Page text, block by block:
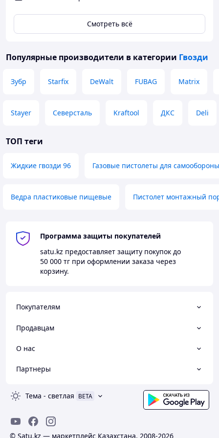
надежности соединения. В большинстве случаев
кольцевые гвозди применяются там, где необходимо
накаткой является домостроение и производство
Кольцевая или винтовая накатка повышают уровень
В коробке 3600шт.
Смотреть всё
Популярные производители в категории Гвозди
Зубр Starfix DeWalt FUBAG Matrix
Stayer Северсталь Kraftool ДКС Deli
ТОП теги
Жидкие гвозди 96 Газовые пистолеты для самообороны
Ведра пластиковые пищевые Пистолет монтажный
Программа защиты покупателей
satu.kz предоставляет защиту покупок до
50 000 тг при оформлении заказа через
корзину.
Покупателям
Продавцам
О нас
Партнеры
Тема - светлая BETA
© Satu.kz — маркетплейс Казахстана, 2008-2026